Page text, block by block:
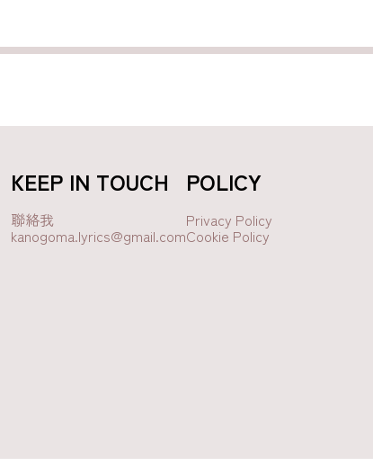
KEEP IN TOUCH
聯絡我
kanogoma.lyrics@gmail.com
POLICY
Privacy Policy
Cookie Policy